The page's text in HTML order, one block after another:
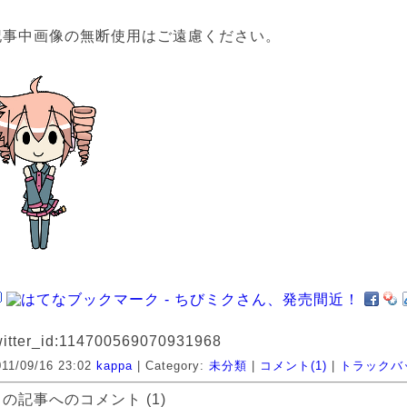
中画像の無断使用はご遠慮ください。
114700569070931968
09/16 23:02 kappa | Category:未分類 コメント(1) トラック
の記事へのコメント (1)